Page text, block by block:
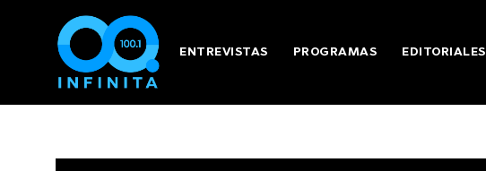
ENTREVISTAS PROGRAMAS EDITORIALES